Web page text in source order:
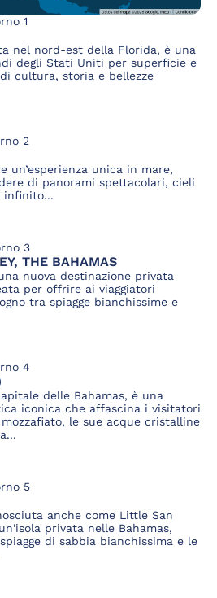
1
nel nord-est della Florida, è una
degli Stati Uniti per superficie e
cultura, storia e bellezze
2
un’esperienza unica in mare,
di panorami spettacolari, cieli
infinito...
3
THE BAHAMAS
nuova destinazione privata
per offrire ai viaggiatori
tra spiagge bianchissime e
4
delle Bahamas, è una
iconica che affascina i visitatori
le sue acque cristalline
5
anche come Little San
privata nelle Bahamas,
di sabbia bianchissima e le